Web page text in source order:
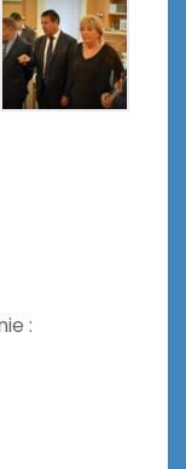
: